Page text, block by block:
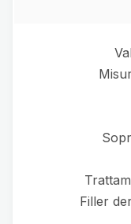
Filler